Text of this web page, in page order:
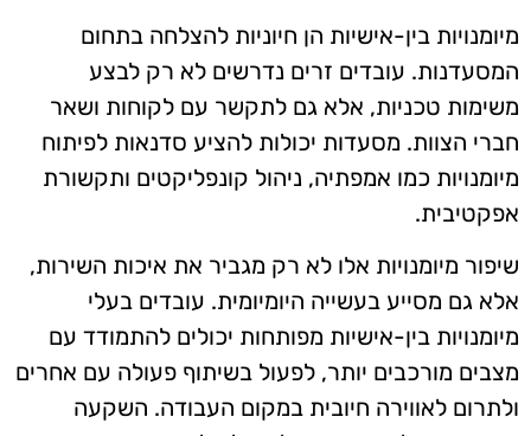
מיומנויות בין-אישיות הן חיוניות להצלחה בתחום
המסעדנות. עובדים זרים נדרשים לא רק לבצע
משימות טכניות, אלא גם לתקשר עם לקוחות ושאר
חברי הצוות. מסעדות יכולות להציע סדנאות לפיתוח
מיומנויות כמו אמפתיה, ניהול קונפליקטים ותקשורת
אפקטיבית.
שיפור מיומנויות אלו לא רק מגביר את איכות השירות,
אלא גם מסייע בעשייה היומיומית. עובדים בעלי
מיומנויות בין-אישיות מפותחות יכולים להתמודד עם
מצבים מורכבים יותר, לפעול בשיתוף פעולה עם אחרים
ולתרום לאווירה חיובית במקום העבודה. השקעה